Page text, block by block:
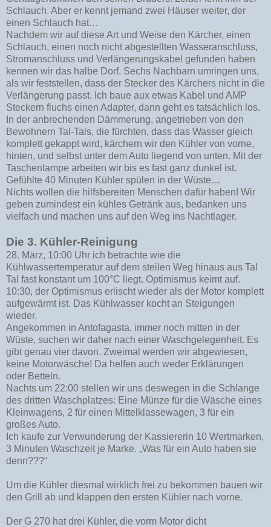
Schlauch. Aber er kennt jemand zwei Häuser weiter, der
einen Schlauch hat…
Nachdem wir auf diese Art und Weise den Kärcher, einen
Schlauch, einen noch nicht abgestellten Wasseranschluss,
Stromanschluss und Verlängerungskabel gefunden haben
kennen wir das halbe Dorf. Sechs Nachbarn umringen uns,
als wir feststellen, dass der Stecker des Kärchers nicht in die
Verlängerung passt. Ich baue aux etwas Kabel und AMP
Steckern fluchs einen Adapter, dann geht es tatsächlich los.
In der anbrechenden Dämmerung, angetrieben von den
Bewohnern Tal-Tals, die fürchten, dass das Wasser gleich
komplett gekappt wird, kärchern wir den Kühler von vorne,
hinten, und selbst unter dem Auto liegend von unten. Mit der
Taschenlampe arbeiten wir bis es fast ganz dunkel ist.
Gefühlte 40 Minuten Kühler spülen in der Wüste…
Nichts wollen die hilfsbereiten Menschen dafür haben! Wir
geben zumindest ein kühles Getränk aus, bedanken uns
vielfach und machen uns auf den Weg ins Nachtlager.
Die 3. Kühler-Reinigung
28. März, 10:00 Uhr ich betrachte wie die
Kühlwassertemperatur auf dem steilen Weg hinaus aus Tal
Tal fast konstant um 100°C liegt. Optimismus keimt auf.
10:30, der Optimismus erlischt wieder als der Motor komplett
aufgewärmt ist. Das Kühlwasser kocht an Steigungen
wieder.
Angekommen in Antofagasta, immer noch mitten in der
Wüste, suchen wir daher nach einer Waschgelegenheit. Es
gibt genau vier davon. Zweimal werden wir abgewiesen,
keine Motorwäsche! Da helfen auch weder Erklärungen
oder Betteln.
Nachts um 22:00 stellen wir uns deswegen in die Schlange
des dritten Waschplatzes: Eine Münze für die Wäsche eines
Kleinwagens, 2 für einen Mittelklassewagen, 3 für ein
großes Auto.
Ich kaufe zur Verwunderung der Kassiererin 10 Wertmarken,
3 Minuten Waschzeit je Marke. „Was für ein Auto haben sie
denn???“
Um die Kühler diesmal wirklich frei zu bekommen bauen wir
den Grill ab und klappen den ersten Kühler nach vorne.
Der G 270 hat drei Kühler, die vorm Motor dicht